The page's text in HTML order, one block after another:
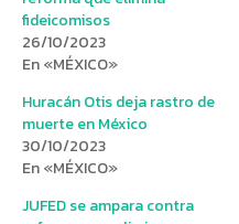
fideicomisos
26/10/2023
En «MÉXICO»
Huracán Otis deja rastro de
muerte en México
30/10/2023
En «MÉXICO»
JUFED se ampara contra